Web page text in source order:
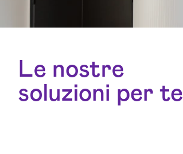
Le nostre
soluzioni per te